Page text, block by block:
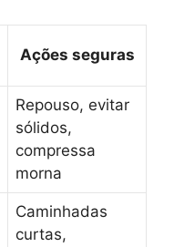
Ações seguras
Repouso, evitar
sólidos,
compressa
morna
Caminhadas
curtas,